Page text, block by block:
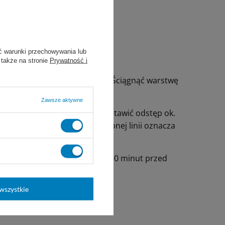
w fazie ziarninowania.
solą fizjologiczną i osuszyć. Ściągnąć warstwę
wysięku zaleca się pozostawić odstęp ok.
krawędzi wyznaczonej linii oznacza
roztworem 0,9% NaCl na 30 minut przed
warunki przechowywania lub
na stronie Prywatność i
Zawsze aktywne